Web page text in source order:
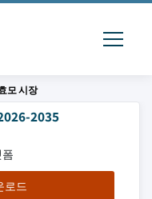
모 시장
2035
로드